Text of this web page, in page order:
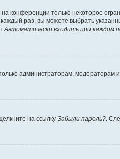
конференции только некоторое
раз, вы можете выбрать
Автоматически входить при каждом
администраторам, модераторам
на ссылку Забыли пароль? .